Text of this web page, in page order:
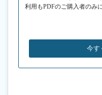
利用もPDFのご購入者のみ
今す